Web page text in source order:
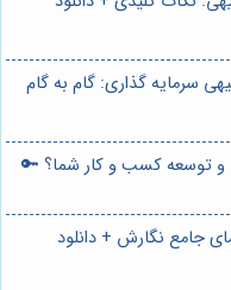
سرمایه گذاری: گام به گام
توسعه کسب و کار شما؟ 🔑
جامع نگارش + دانلود